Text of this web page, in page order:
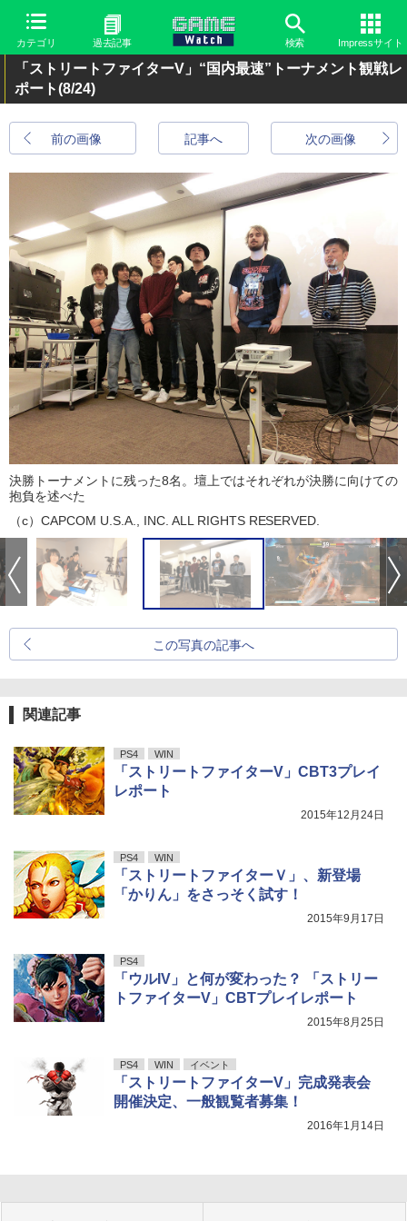
カテゴリ 過去記事 検索 Impressサイト
「ストリートファイターV」“国内最速”トーナメント観戦レ
ポート(8/24)
前の画像 次の画像
記事へ
決勝トーナメントに残った8名。壇上ではそれぞれが決勝に向けての
抱負を述べた
（c）CAPCOM U.S.A., INC. ALL RIGHTS RESERVED.
この写真の記事へ
関連記事
PS4 WIN
「ストリートファイターV」CBT3プレイ
レポート
2015年12月24日
PS4 WIN
「ストリートファイターＶ」、新登場
「かりん」をさっそく試す！
2015年9月17日
PS4
「ウルIV」と何が変わった？ 「ストリー
トファイターV」CBTプレイレポート
2015年8月25日
PS4 WIN イベント
「ストリートファイターV」完成発表会
開催決定、一般観覧者募集！
2016年1月14日